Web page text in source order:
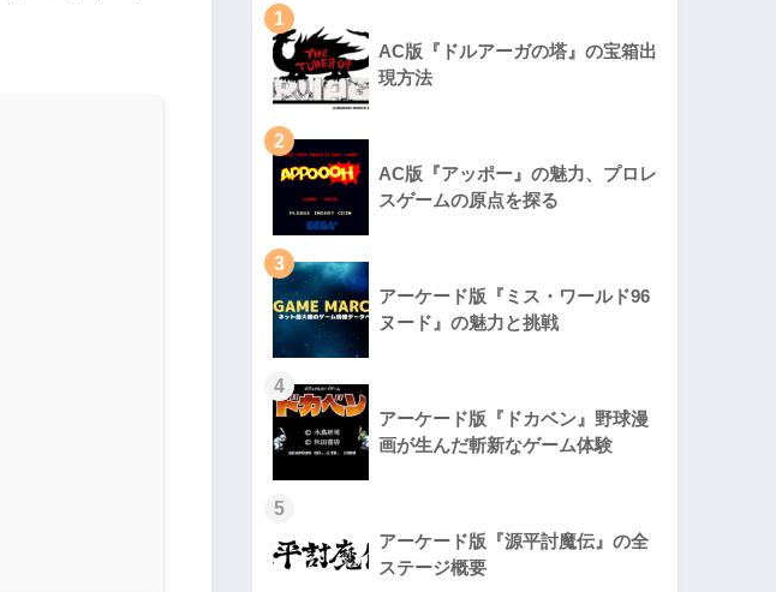
1
AC版『ドルアーガの塔』の宝箱出
現方法
2
AC版『アッポー』の魅力、プロレ
スゲームの原点を探る
3
アーケード版『ミス・ワールド96
ヌード』の魅力と挑戦
4
アーケード版『ドカベン』野球漫
画が生んだ斬新なゲーム体験
5
アーケード版『源平討魔伝』の全
ステージ概要